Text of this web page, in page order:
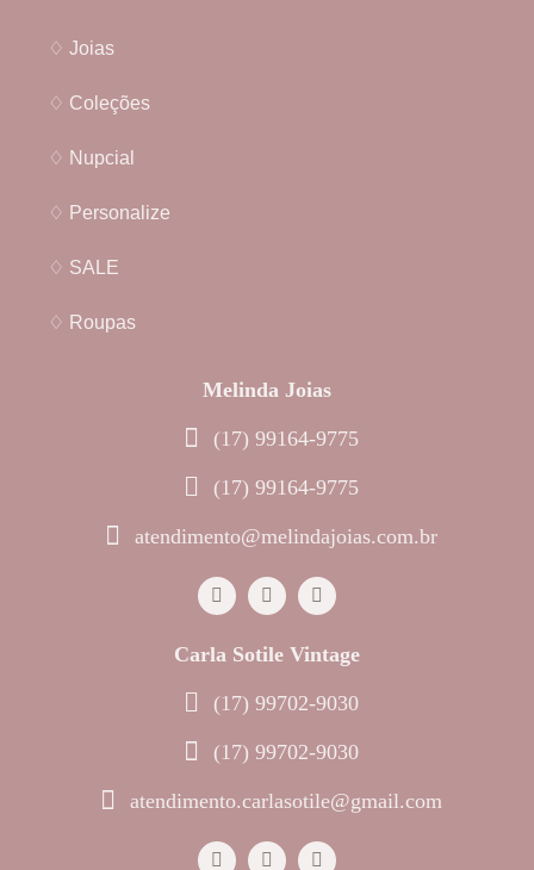
♢ Joias
♢ Coleções
♢ Nupcial
♢ Personalize
♢ SALE
♢ Roupas
Melinda Joias
(17) 99164-9775
(17) 99164-9775
atendimento@melindajoias.com.br
Carla Sotile Vintage
(17) 99702-9030
(17) 99702-9030
atendimento.carlasotile@gmail.com